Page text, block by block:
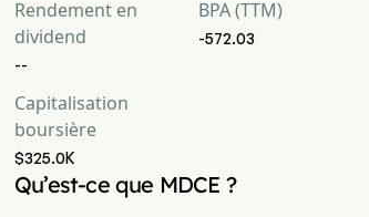
Rendement en
dividend
--
BPA (TTM)
-572.03
Capitalisation
boursière
$325.0K
Qu’est-ce que MDCE ?